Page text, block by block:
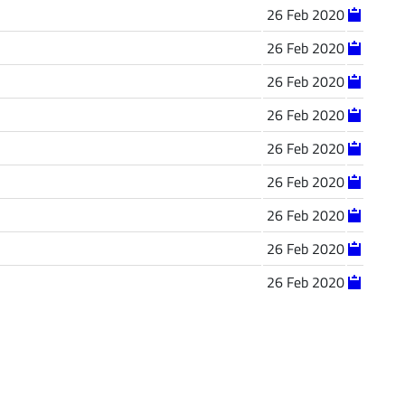
26 Feb 2020
26 Feb 2020
26 Feb 2020
26 Feb 2020
26 Feb 2020
26 Feb 2020
26 Feb 2020
26 Feb 2020
26 Feb 2020